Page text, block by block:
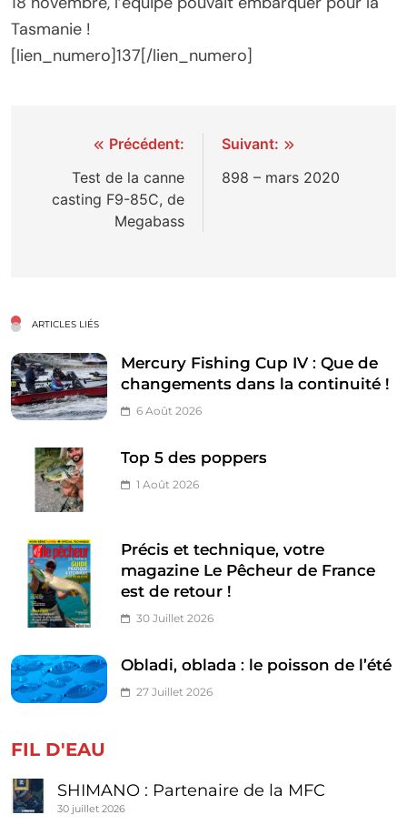
Tasmanie !
[lien_numero]137[/lien_numero]
Navigation
l’article
Précédent:
Test de la canne
casting F9-85C, de
Megabass
Suivant:
898 – mars 2020
ARTICLES LIÉS
Mercury Fishing Cup IV : Que de
changements dans la continuité !
6 Août 2026
Top 5 des poppers
1 Août 2026
Précis et technique, votre
magazine Le Pêcheur de France
est de retour !
30 Juillet 2026
Obladi, oblada : le poisson de l’été
27 Juillet 2026
FIL D'EAU
SHIMANO : Partenaire de la MFC
30 juillet 2026